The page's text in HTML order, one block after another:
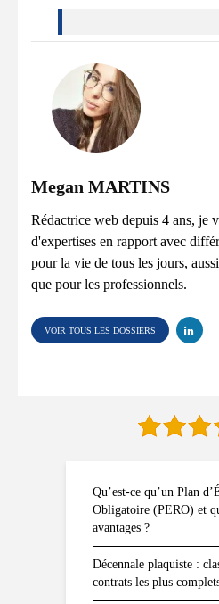
Megan MARTINS
Rédactrice web depuis 4 ans, je
d'expertises en rapport avec
pour la vie de tous les jours,
que pour les professionnels.
VOIR TOUS LES DOSSIERS
Qu’est-ce qu’un Plan
Obligatoire (PERO) et
avantages ?
Décennale plaquiste :
contrats les plus